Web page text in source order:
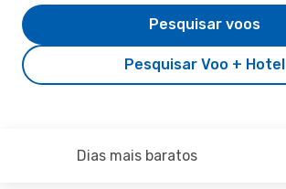
Pesquisar Voo + Hotel
Pesquisar voos
Dias mais baratos